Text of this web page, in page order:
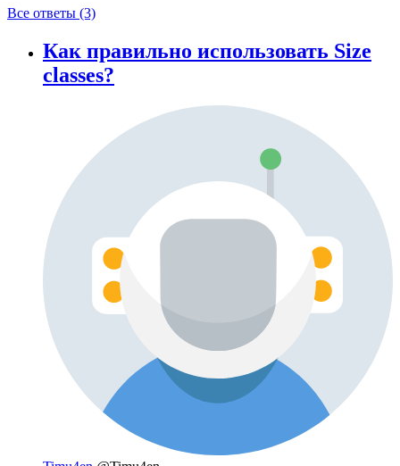
Все ответы (3)
Как правильно использовать Size
classes?